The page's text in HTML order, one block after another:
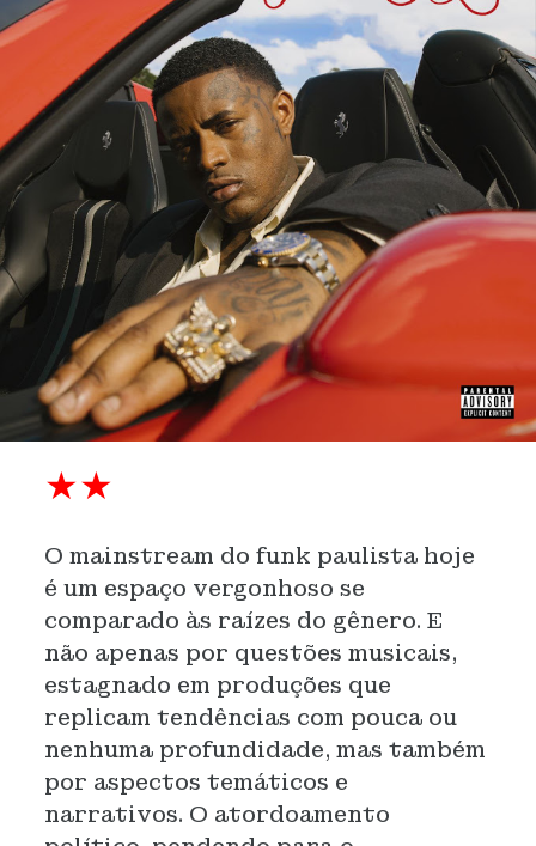
★★
O mainstream do funk paulista hoje
é um espaço vergonhoso se
comparado às raízes do gênero. E
não apenas por questões musicais,
estagnado em produções que
replicam tendências com pouca ou
nenhuma profundidade, mas também
por aspectos temáticos e
narrativos. O atordoamento